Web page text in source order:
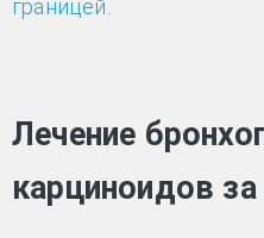
границей
Лечение
карциноидов за